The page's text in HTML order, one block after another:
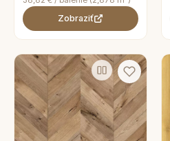
Zobraziť